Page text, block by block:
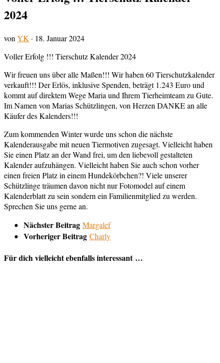
2024
von YK · 18. Januar 2024
Voller Erfolg !!! Tierschutz Kalender 2024
Wir freuen uns über alle Maßen!!! Wir haben 60 Tierschutzkalender
verkauft!!! Der Erlös, inklusive Spenden, beträgt 1.243 Euro und
kommt auf direktem Wege Maria und Ihrem Tierheimteam zu Gute.
Im Namen von Marias Schützlingen, von Herzen DANKE an alle
Käufer des Kalenders!!!
Zum kommenden Winter wurde uns schon die nächste
Kalenderausgabe mit neuen Tiermotiven zugesagt. Vielleicht haben
Sie einen Platz an der Wand frei, um den liebevoll gestalteten
Kalender aufzuhängen. Vielleicht haben Sie auch schon vorher
einen freien Platz in einem Hundekörbchen?! Viele unserer
Schützlinge träumen davon nicht nur Fotomodel auf einem
Kalenderblatt zu sein sondern ein Familienmitglied zu werden.
Sprechen Sie uns gerne an.
Nächster Beitrag Margalef
Vorheriger Beitrag Charly
Für dich vielleicht ebenfalls interessant …